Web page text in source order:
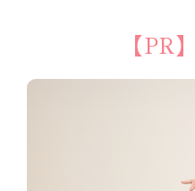
服装・持ち物に注意する
ピラティススタジオに関するQ&A
【PR】